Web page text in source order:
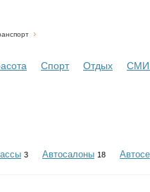
Спорт Отдых СМИ
3 Автосалоны 18